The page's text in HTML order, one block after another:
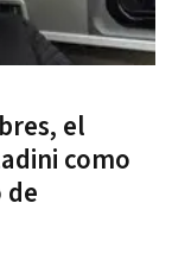
el
como
de